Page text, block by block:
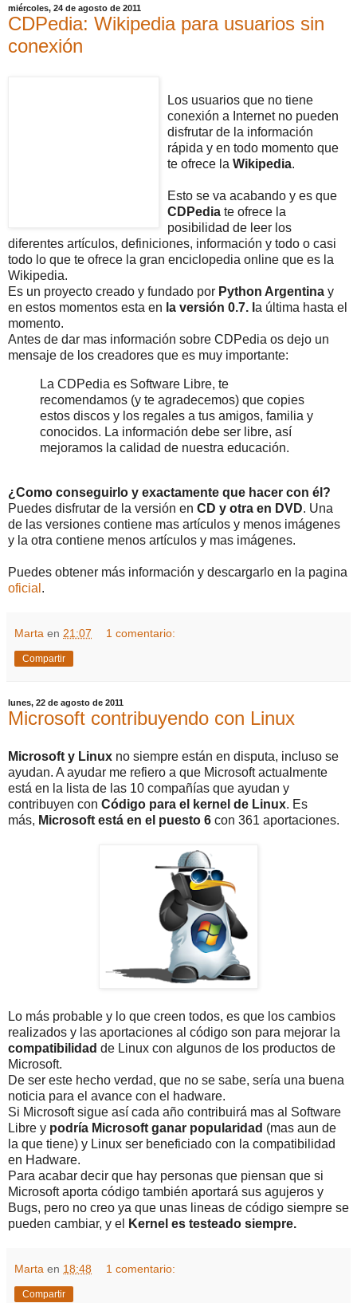
miércoles, 24 de agosto de 2011
CDPedia: Wikipedia para usuarios sin
conexión
Los usuarios que no tiene
conexión a Internet no pueden
disfrutar de la información
rápida y en todo momento que
te ofrece la Wikipedia.
Esto se va acabando y es que
CDPedia te ofrece la
posibilidad de leer los
diferentes artículos, definiciones, información y todo o casi
todo lo que te ofrece la gran enciclopedia online que es la
Wikipedia.
Es un proyecto creado y fundado por Python Argentina y
en estos momentos esta en la versión 0.7. l a última hasta el
momento.
Antes de dar mas información sobre CDPedia os dejo un
mensaje de los creadores que es muy importante:
La CDPedia es Software Libre, te
recomendamos (y te agradecemos) que copies
estos discos y los regales a tus amigos, familia y
conocidos. La información debe ser libre, así
mejoramos la calidad de nuestra educación.
¿Como conseguirlo y exactamente que hacer con él?
Puedes disfrutar de la versión en CD y otra en DVD. Una
de las versiones contiene mas artículos y menos imágenes
y la otra contiene menos artículos y mas imágenes.
Puedes obtener más información y descargarlo en la pagina
oficial .
Marta en 21:07 1 comentario:
Compartir
lunes, 22 de agosto de 2011
Microsoft contribuyendo con Linux
Microsoft y Linux no siempre están en disputa, incluso se
ayudan. A ayudar me refiero a que Microsoft actualmente
está en la lista de las 10 compañías que ayudan y
contribuyen con Código para el kernel de Linux. Es
más, Microsoft está en el puesto 6 con 361 aportaciones.
Lo más probable y lo que creen todos, es que los cambios
realizados y las aportaciones al código son para mejorar la
compatibilidad de Linux con algunos de los productos de
Microsoft.
De ser este hecho verdad, que no se sabe, sería una buena
noticia para el avance con el hadware.
Si Microsoft sigue así cada año contribuirá mas al Software
Libre y podría Microsoft ganar popularidad (mas aun de
la que tiene) y Linux ser beneficiado con la compatibilidad
en Hadware.
Para acabar decir que hay personas que piensan que si
Microsoft aporta código también aportará sus agujeros y
Bugs, pero no creo ya que unas lineas de código siempre se
pueden cambiar, y el
Kernel es testeado siempre.
Marta en 18:48 1 comentario:
Compartir